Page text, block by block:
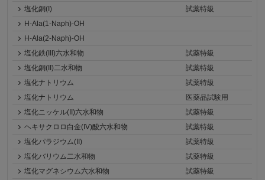
塩化銅(I)
試薬特級
H-Ala(1-Naph)-OH
H-Ala(2-Naph)-OH
塩化鉄(III)六水和物
試薬特級
塩化銅(II)二水和物
試薬特級
塩化ナトリウム
試薬特級
塩化ナトリウム
医薬品試験用
塩化ニッケル(II)六水和物
試薬特級
ヘキサクロロ白金(IV)酸六水和物
試薬特級
塩化パラジウム(II)
試薬特級
塩化バリウム二水和物
試薬特級
塩化マグネシウム六水和物
試薬特級